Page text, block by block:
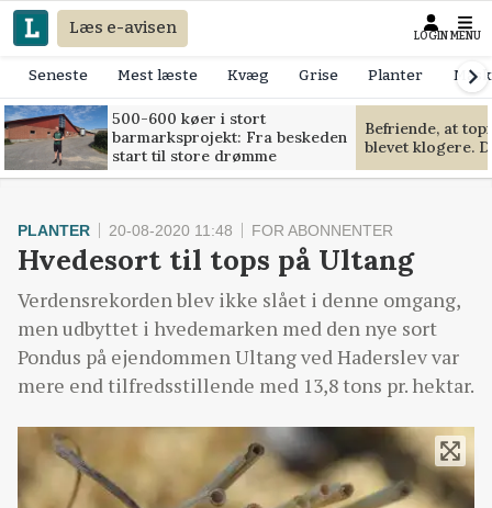
Læs e-avisen LOGIN MENU
Seneste Mest læste Kvæg Grise Planter
500-600 køer i stort
barmarksprojekt: Fra beskeden
start til store drømme
Befriende, at
blevet klogere.
PLANTER 20-08-2020 11:48 FOR ABONNENTER
Hvedesort til tops på Ultang
Verdensrekorden blev ikke slået i denne omgang,
men udbyttet i hvedemarken med den nye sort
Pondus på ejendommen Ultang ved Haderslev var
mere end tilfredsstillende med 13,8 tons pr. hektar.